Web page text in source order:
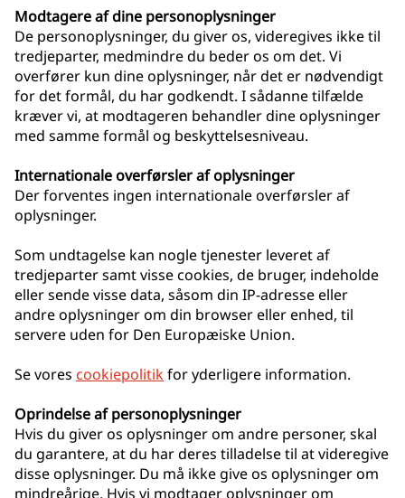
Modtagere af dine personoplysninger
De personoplysninger, du giver os, videregives ikke til
tredjeparter, medmindre du beder os om det. Vi
overfører kun dine oplysninger, når det er nødvendigt
for det formål, du har godkendt. I sådanne tilfælde
kræver vi, at modtageren behandler dine oplysninger
med samme formål og beskyttelsesniveau.
Internationale overførsler af oplysninger
Der forventes ingen internationale overførsler af
oplysninger.
Som undtagelse kan nogle tjenester leveret af
tredjeparter samt visse cookies, de bruger, indeholde
eller sende visse data, såsom din IP-adresse eller
andre oplysninger om din browser eller enhed, til
servere uden for Den Europæiske Union.
Se vores cookiepolitikfor yderligere information.
Oprindelse af personoplysninger
Hvis du giver os oplysninger om andre personer, skal
du garantere, at du har deres tilladelse til at videregive
disse oplysninger. Du må ikke give os oplysninger om
mindreårige. Hvis vi modtager oplysninger om